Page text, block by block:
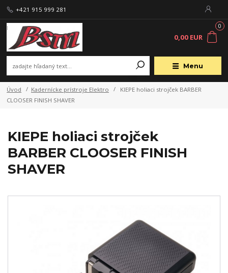
Menu
+421 915 999 281
0
0,00 EUR
Úvod Kadernícke prístroje Elektro
KIEPE holiaci strojček BARBER
CLOOSER FINISH SHAVER
KIEPE holiaci strojček
BARBER CLOOSER FINISH
SHAVER